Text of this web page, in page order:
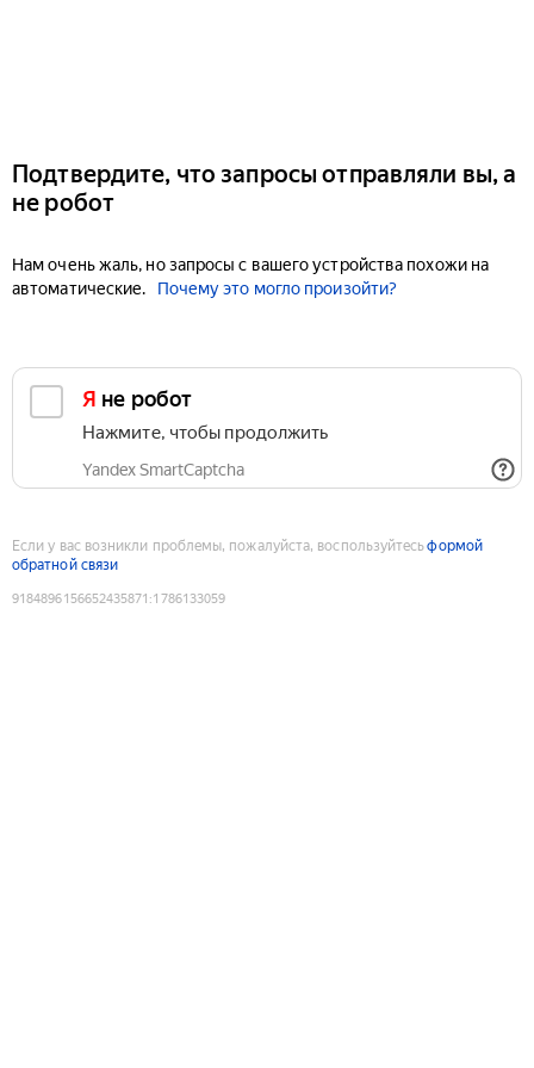
Подтвердите, что запросы отправляли вы, а
не робот
Нам очень жаль, но запросы с вашего устройства похожи на
автоматические.
Почему это могло произойти?
Я не робот
Нажмите, чтобы продолжить
Yandex SmartCaptcha
Если у вас возникли проблемы, пожалуйста, воспользуйтесьформой
обратной связи
9184896156652435871 :1786133059